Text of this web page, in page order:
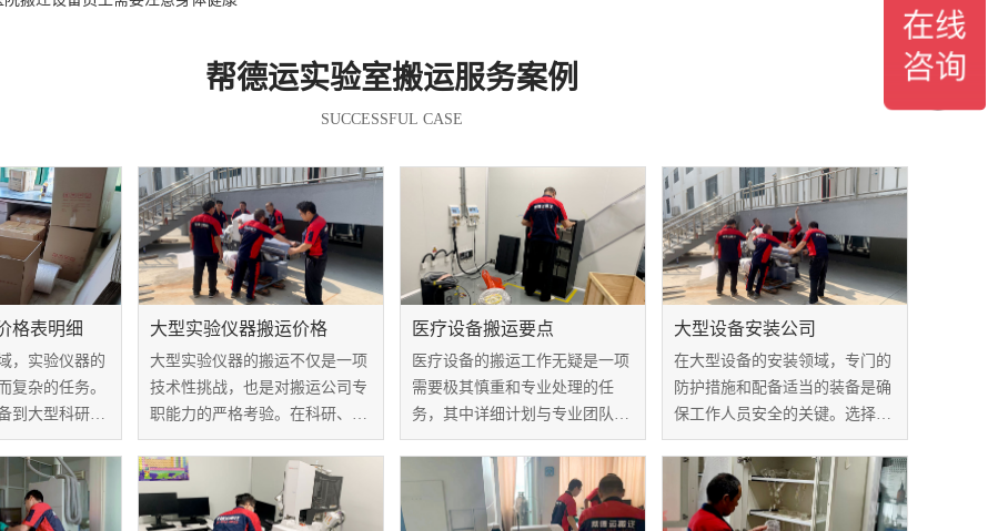
帮德运实验室搬运服务案例
SUCCESSFUL CASE
格表明细
，实验仪器的
复杂的任务。
到大型科研仪
搬运是保证设
行的关键。实
明细是搬运服
，本文将探讨
大型实验仪器搬运价格
大型实验仪器的搬运不仅是一项
技术性挑战，也是对搬运公司专
职能力的严格考验。在科研、医
疗和工业领域，这些仪器承载着
重要的科学使命，因此其搬运过
程不仅需要精密计划，还需要高
效的执行和安全保障。针对大型
医疗设备搬运要点
医疗设备的搬运工作无疑是一项
需要极其慎重和专业处理的任
务，其中详细计划与专业团队的
角色至关重要。在这方面，我们
将分析这两个关键的医疗设备搬
运要点，揭示它们在搬运过程中
的重要性。
大型设备安装公司
在大型设备的安装领域，专门的
防护措施和配备适当的装备是确
保工作人员安全的关键。选择一
家大型设备安装公司时，对其在
这些方面的表现进行深入分析至
关重要。本文将聚焦于防护措施
和装备，探讨如何通过这些手段